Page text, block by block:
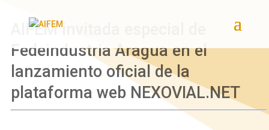
AIFEM invitada especial de
Fedeindustria Aragua en el
lanzamiento oficial de la
plataforma web NEXOVIAL.NET